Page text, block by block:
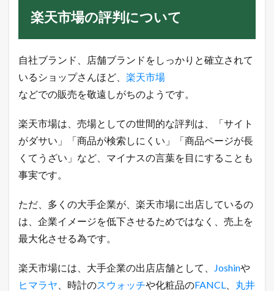
楽天市場の評判について
自社ブランド、店舗ブランドをしっかりと確立されて
いるショップさんほど、 楽天市場
などでの販売を敬遠しがちのようです。
楽天市場は、売場としての世間的な評判は、「サイト
がダサい」「商品が検索しにくい」「商品ページが長
くてうざい」など、マイナスの言葉を目にすることも
事実です。
ただ、多くの大手企業が、楽天市場に出店しているの
は、企業イメージを低下させるためではなく、売上を
最大化させる為です。
楽天市場には、大手企業の出店店舗として、 Joshinや
ヒマラヤ 、時計のスウォッチや化粧品のFANCL
丸井